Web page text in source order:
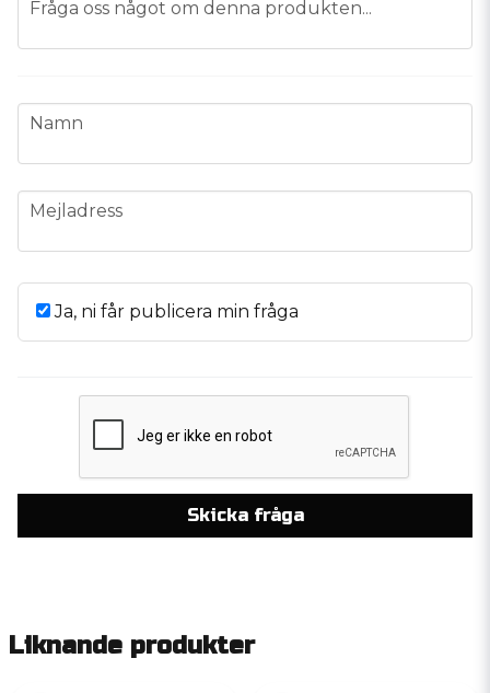
Fråga oss något om denna produkten...
name
Namn
email
Mejladress
Ja, ni får publicera min fråga
Skicka fråga
Liknande produkter